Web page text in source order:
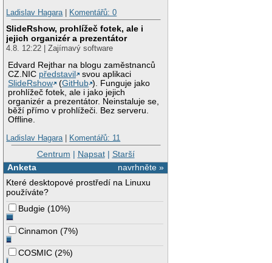
Ladislav Hagara| Komentářů: 0
SlideRshow, prohlížeč fotek, ale i
jejich organizér a prezentátor
4.8. 12:22 | Zajímavý software
Edvard Rejthar na blogu zaměstnanců
CZ.NIC představil
svou aplikaci
SlideRshow
(GitHub ). Funguje jako
prohlížeč fotek, ale i jako jejich
organizér a prezentátor. Neinstaluje se,
běží přímo v prohlížeči. Bez serveru.
Offline.
Ladislav Hagara| Komentářů: 11
Centrum | Napsat| Starší
navrhněte »
Anketa
Které desktopové prostředí na Linuxu
používáte?
Budgie (10%)
Cinnamon (7%)
COSMIC (2%)